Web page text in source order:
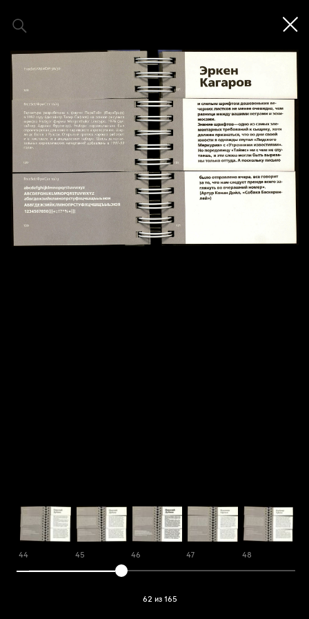
44 45 46 47 48
62 из 165